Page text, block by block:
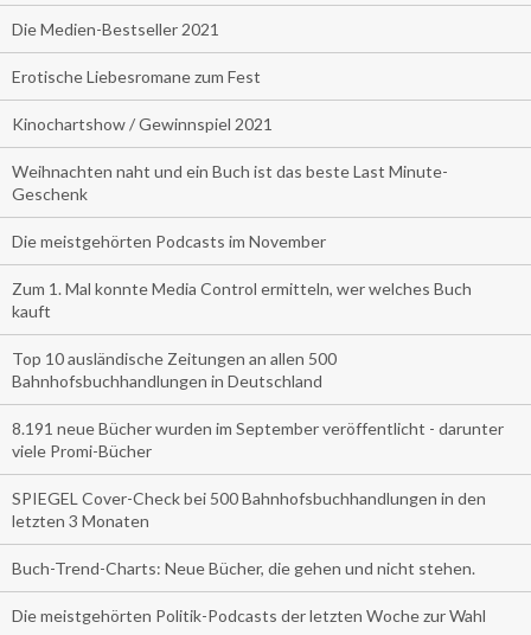
Die Medien-Bestseller 2021
Erotische Liebesromane zum Fest
Kinochartshow / Gewinnspiel 2021
Weihnachten naht und ein Buch ist das beste Last Minute-
Geschenk
Die meistgehörten Podcasts im November
Zum 1. Mal konnte Media Control ermitteln, wer welches Buch
kauft
Top 10 ausländische Zeitungen an allen 500
Bahnhofsbuchhandlungen in Deutschland
8.191 neue Bücher wurden im September veröffentlicht - darunter
viele Promi-Bücher
SPIEGEL Cover-Check bei 500 Bahnhofsbuchhandlungen in den
letzten 3 Monaten
Buch-Trend-Charts: Neue Bücher, die gehen und nicht stehen.
Die meistgehörten Politik-Podcasts der letzten Woche zur Wahl